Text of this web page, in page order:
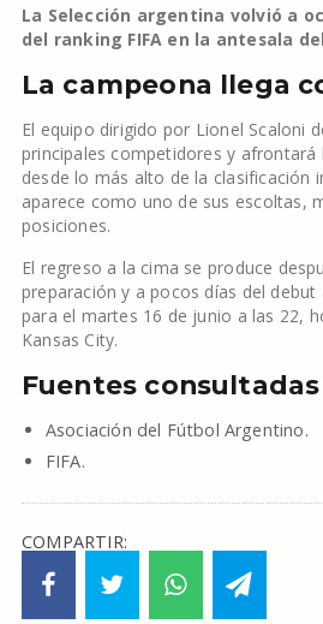
La Selección argentina volvió a
del ranking FIFA en la antesala
La campeona llega
El equipo dirigido por Lionel Scaloni
principales competidores y afrontará
desde lo más alto de la clasificación
aparece como uno de sus escoltas,
posiciones.
El regreso a la cima se produce
preparación y a pocos días del
para el martes 16 de junio a las 22,
Kansas City.
Fuentes consultadas
Asociación del Fútbol Argentino.
FIFA.
COMPARTIR: